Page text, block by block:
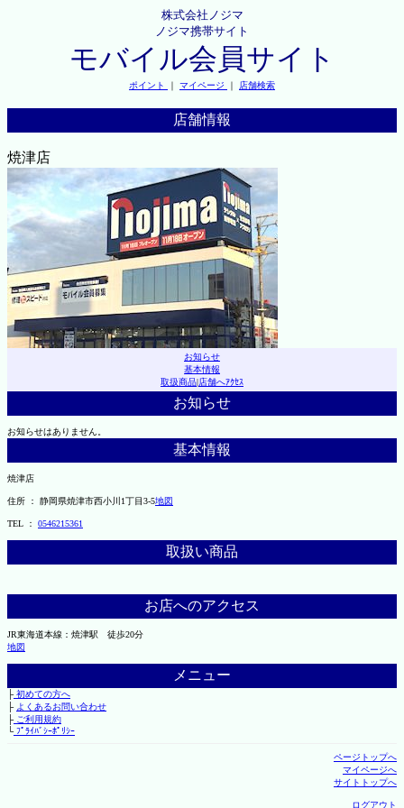
株式会社ノジマ
ノジマ携帯サイト
モバイル会員サイト
ポイント ｜ マイページ ｜ 店舗検索
店舗情報
焼津店
お知らせ
基本情報
取扱商品|店舗へｱｸｾｽ
お知らせ
お知らせはありません。
基本情報
焼津店
住所 ： 静岡県焼津市西小川1丁目3-5地図
TEL ： 0546215361
取扱い商品
お店へのアクセス
JR東海道本線：焼津駅 徒歩20分
地図
メニュー
├初めての方へ
├ よくあるお問い合わせ
├ご利用規約
└ﾌﾟﾗｲﾊﾞｼｰﾎﾟﾘｼｰ
ページトップへ
マイページへ
サイトトップへ
ログアウト